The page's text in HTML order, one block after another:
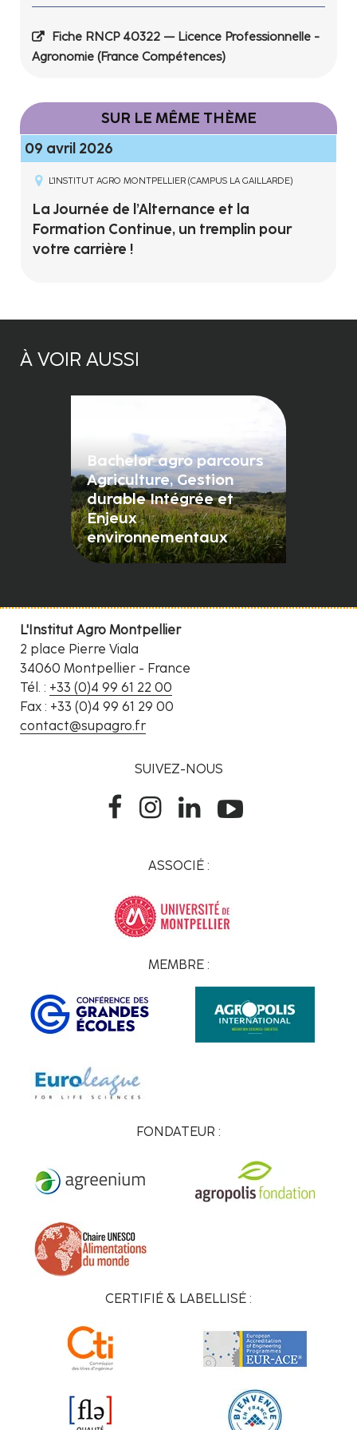
Fiche RNCP 40322 — Licence Professionnelle -
Agronomie (France Compétences)
SUR LE MÊME THÈME
09 avril 2026
L'INSTITUT AGRO MONTPELLIER (CAMPUS LA GAILLARDE)
La Journée de l’Alternance et la
Formation Continue, un tremplin pour
votre carrière !
À VOIR AUSSI
Bachelor agro parcours
Agriculture, Gestion
durable Intégrée et
Enjeux
environnementaux
L'Institut Agro Montpellier
2 place Pierre Viala
34060 Montpellier - France
Tél. : +33 (0)4 99 61 22 00
Fax : +33 (0)4 99 61 29 00
contact@supagro.fr
SUIVEZ-NOUS
ASSOCIÉ :
MEMBRE :
FONDATEUR :
CERTIFIÉ & LABELLISÉ :